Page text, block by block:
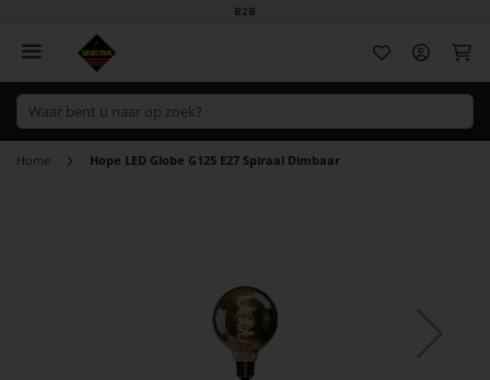
B2B
Home Hope LED Globe G125 E27 Spiraal Dimbaar